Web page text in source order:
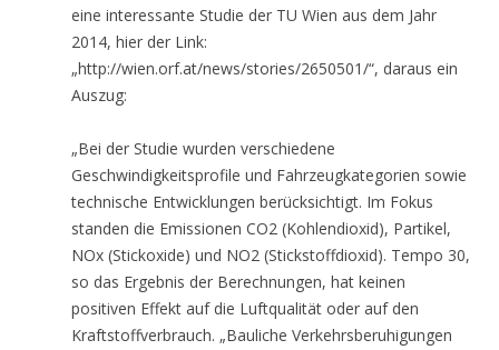
eine interessante Studie der TU Wien aus dem Jahr
2014, hier der Link:
„http://wien.orf.at/news/stories/2650501/“, daraus ein
Auszug:
„Bei der Studie wurden verschiedene
Geschwindigkeitsprofile und Fahrzeugkategorien sowie
technische Entwicklungen berücksichtigt. Im Fokus
standen die Emissionen CO2 (Kohlendioxid), Partikel,
NOx (Stickoxide) und NO2 (Stickstoffdioxid). Tempo 30,
so das Ergebnis der Berechnungen, hat keinen
positiven Effekt auf die Luftqualität oder auf den
Kraftstoffverbrauch. „Bauliche Verkehrsberuhigungen